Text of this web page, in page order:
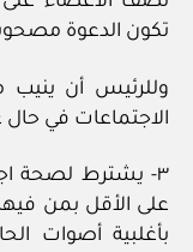
تكون الدعوة
وللرئيس أن
الاجتماعات في حال
٣- يشترط لصحة
على الأقل بمن
بأغلبية أصوات